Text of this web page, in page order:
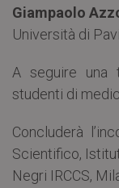
Giampaolo
Università di
A seguire una
studenti di
Concluderà
Scientifico,
Negri IRCCS,